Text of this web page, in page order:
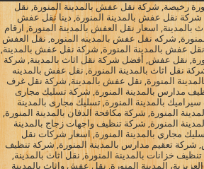
رخيصة, شركة نقل عفش بالمدينة المنورة, نقل
نقل عفش بالمدينة المنورة, دينا نقل عفش
بالمدينة, اسعار نقل العفش بالمدينة المنورة, ارقام
شركه نقل عفش بالمدينه المنوره, نقل العفش
عفش بالمدينة المنورة, شركة نقل عفش بالمدينة,
نقل عفش, أفضل شركة نقل اثاث بالمدينة, شركة
نقل اثاث بالمدينة المنورة, نقل عفش بالمدينه
المنورة, نقل عفش بالمدينة, شركة نقل غرف
مدارس بالمدينة المنورة, شركة تسليك مجارى
بالمدينة المنورة, تسليك مجارى بالمدينة
المنورة, شركة مكافحة الدفان بالمدينة المنورة,
المنورة, شركة تنظيف واجهات زجاج بالمدينة
مجاري بالمدينة المنورة, اسعار شركات نقل
شركة تعقيم مدارس بالمدينة المنورة, شركة تنظيف
خزانات بالمدينة المنورة, نقل اثاث بالمدينة,
المدينة المنورة, نقل عفش واثاث بالمدينة